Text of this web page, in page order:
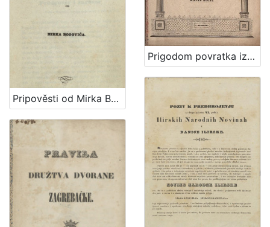
Pripověsti od Mirka Bogovića
Prigodom povratka iz Dalmacie dru. Ljudevitu Gaju u ime iskrenih narodnosti ilirske i njegovih prijateljah / čestituje Pavao Stoós